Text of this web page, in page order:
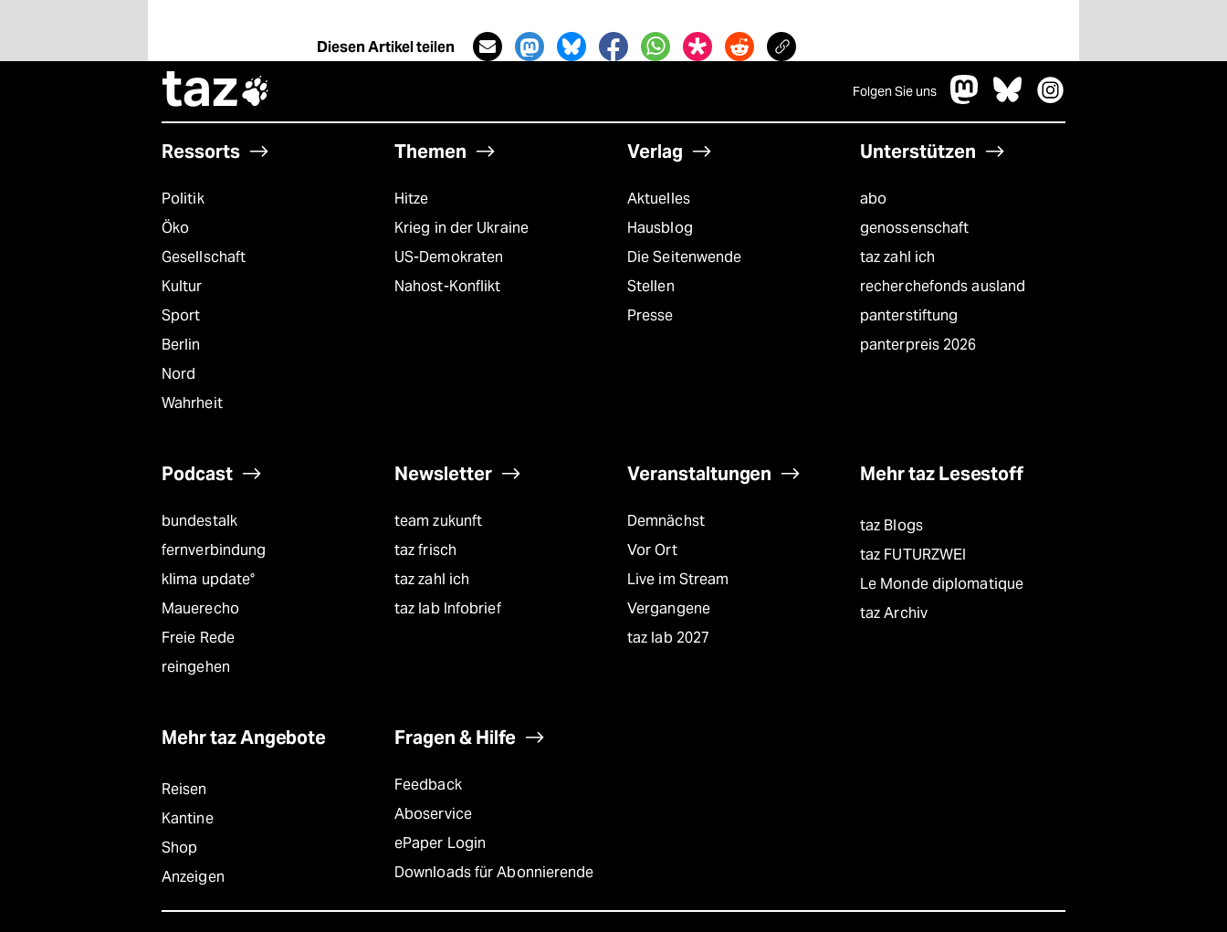
Diesen Artikel teilen
taz Folgen Sie uns
Ressorts
Politik
Öko
Gesellschaft
Kultur
Sport
Berlin
Nord
Wahrheit
Themen
Hitze
Krieg in der Ukraine
US-Demokraten
Nahost-Konflikt
Verlag
Aktuelles
Hausblog
Die Seitenwende
Stellen
Presse
Unterstützen
abo
genossenschaft
taz zahl ich
recherchefonds ausland
panterstiftung
panterpreis 2026
Podcast
bundestalk
fernverbindung
klima update°
Mauerecho
Freie Rede
reingehen
Newsletter
team zukunft
taz frisch
taz zahl ich
taz lab Infobrief
Veranstaltungen
Demnächst
Vor Ort
Live im Stream
Vergangene
taz lab 2027
Mehr taz Lesestoff
taz Blogs
taz FUTURZWEI
Le Monde diplomatique
taz Archiv
Mehr taz Angebote
Reisen
Kantine
Shop
Anzeigen
Fragen & Hilfe
Feedback
Aboservice
ePaper Login
Downloads für Abonnierende